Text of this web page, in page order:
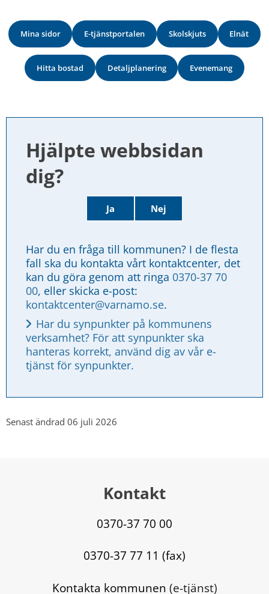
Mina sidor E-tjänstportalen Skolskjuts Elnät
Hitta bostad Detaljplanering Evenemang
Hjälpte webbsidan
dig?
Ja Nej
Har du en fråga till kommunen? I de flesta
fall ska du kontakta vårt kontaktcenter, det
kan du göra genom att ringa 0370-37 70
00
kontaktcenter@varnamo.se.
Har du synpunkter på kommunens
verksamhet? För att synpunkter ska
hanteras korrekt, använd dig av vår e-
tjänst för synpunkter.
Senast ändrad 06 juli 2026
Kontakt
0370-37 70 00
0370-37 77 11 (fax)
Kontakta kommunen (e-tjänst)